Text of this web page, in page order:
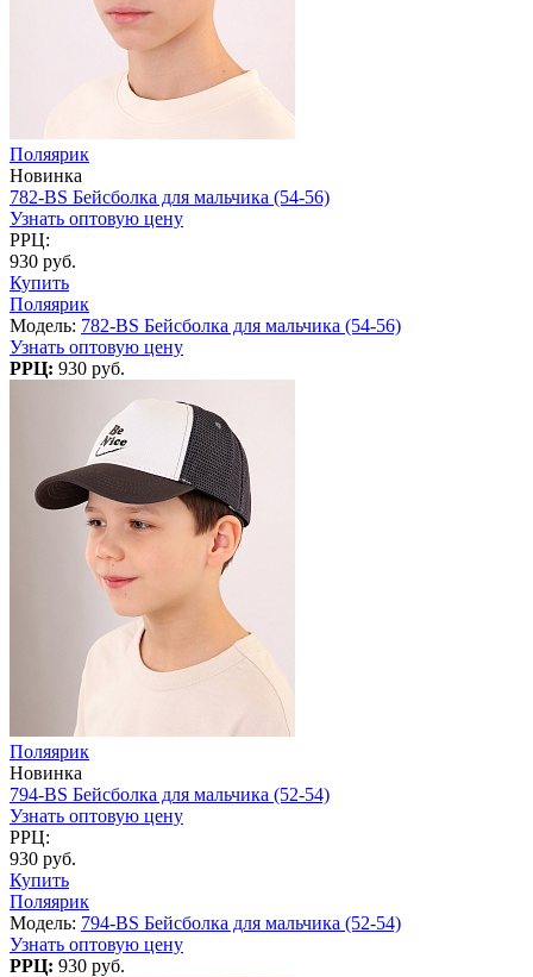
Поляярик
Новинка
782-BS Бейсболка для мальчика (54-56)
Узнать оптовую цену
РРЦ:
930 руб.
Купить
Поляярик
Модель: 782-BS Бейсболка для мальчика (54-56)
Узнать оптовую цену
РРЦ: 930 руб.
Поляярик
Новинка
794-BS Бейсболка для мальчика (52-54)
Узнать оптовую цену
РРЦ:
930 руб.
Купить
Поляярик
Модель: 794-BS Бейсболка для мальчика (52-54)
Узнать оптовую цену
РРЦ: 930 руб.